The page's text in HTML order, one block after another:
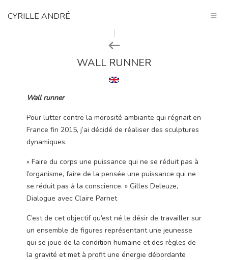
CYRILLE ANDRÉ
WALL RUNNER
Wall runner
Pour lutter contre la morosité ambiante qui régnait en
France fin 2015, j’ai décidé de réaliser des sculptures
dynamiques.
« Faire du corps une puissance qui ne se réduit pas à
l’organisme, faire de la pensée une puissance qui ne
se réduit pas à la conscience. » Gilles Deleuze,
Dialogue avec Claire Parnet
C’est de cet objectif qu’est né le désir de travailler sur
un ensemble de figures représentant une jeunesse
qui se joue de la condition humaine et des règles de
la gravité et met à profit une énergie débordante